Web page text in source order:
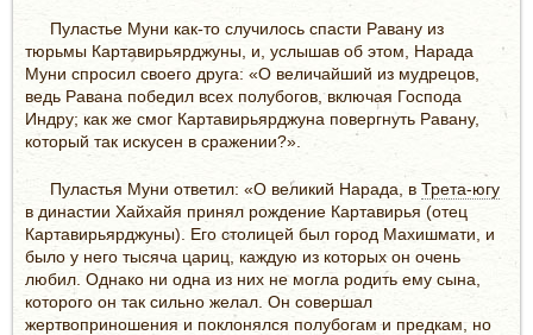
Пуластье Муни как-то случилось спасти Равану из
тюрьмы Картавирьярджуны, и, услышав об этом, Нарада
Муни спросил своего друга: «О величайший из мудрецов,
ведь Равана победил всех полубогов, включая Господа
Индру; как же смог Картавирьярджуна повергнуть Равану,
который так искусен в сражении?».
Пуластья Муни ответил: «О великий Нарада, в Трета-югу
в династии Хайхайя принял рождение Картавирья (отец
Картавирьярджуны). Его столицей был город Махишмати, и
было у него тысяча цариц, каждую из которых он очень
любил. Однако ни одна из них не могла родить ему сына,
которого он так сильно желал. Он совершал
жертвоприношения и поклонялся полубогам и предкам, но